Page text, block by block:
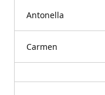
Antonella
Carmen